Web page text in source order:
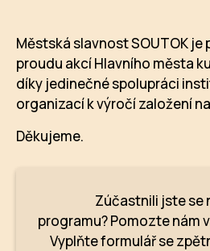
Městská slavnost SOUTOK je
proudu akcí Hlavního města
díky jedinečné spolupráci
organizací k výročí založení
Děkujeme.
Zúčastnili jste se
programu? Pomozte nám
Vyplňte formulář se